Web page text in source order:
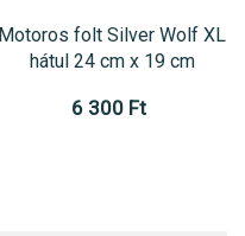
Motoros folt Silver Wolf XL
hátul 24 cm x 19 cm
6 300 Ft